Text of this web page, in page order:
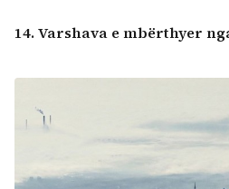
14. Varshava e mbërthyer